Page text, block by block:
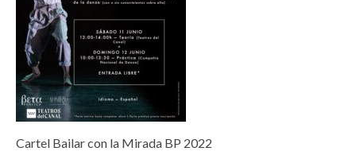
Cartel Bailar con la Mirada BP 2022